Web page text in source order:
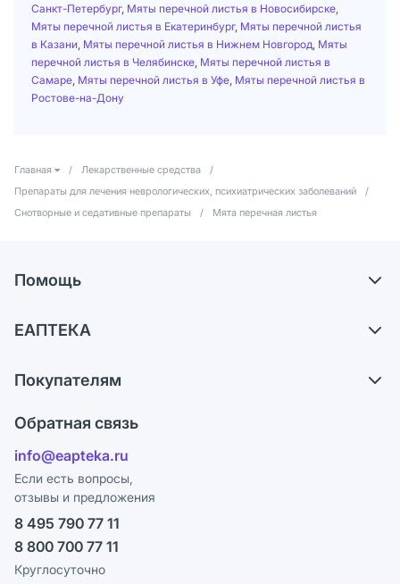
Санкт-Петербург, Мяты перечной листья в Новосибирске
Мяты перечной листья в Екатеринбург, Мяты перечной листья
в Казани Мяты перечной листья в Нижнем Новгород Мяты
перечной листья в Челябинске Мяты перечной листья в
Самаре Мяты перечной листья в Уфе Мяты перечной листья в
Ростове-на-Дону
Главная / Лекарственные средства
/
Препараты для лечения неврологических, психиатрических заболеваний
/
Снотворные и седативные препараты
/ Мята перечная листья
Помощь
Обмен и возврат
Блог
ЕАПТЕКА
Карьера
Поставщики
Лицензия
Реклама на сайте
Ваши товары на ЕАПТЕКЕ
СМИ о нас
Покупателям
Программа СберСпасибо
Политика конфиденциальности
Пользовательское соглашение
Политика рекомендаций
Обратная связь
info@eapteka.ru
Если есть вопросы,
отзывы и предложения
8 495 790 77 11
8 800 700 77 11
Круглосуточно